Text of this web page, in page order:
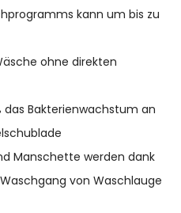
kann um bis zu
ohne direkten
das Bakterienwachstum an
Manschette werden dank
von Waschlauge